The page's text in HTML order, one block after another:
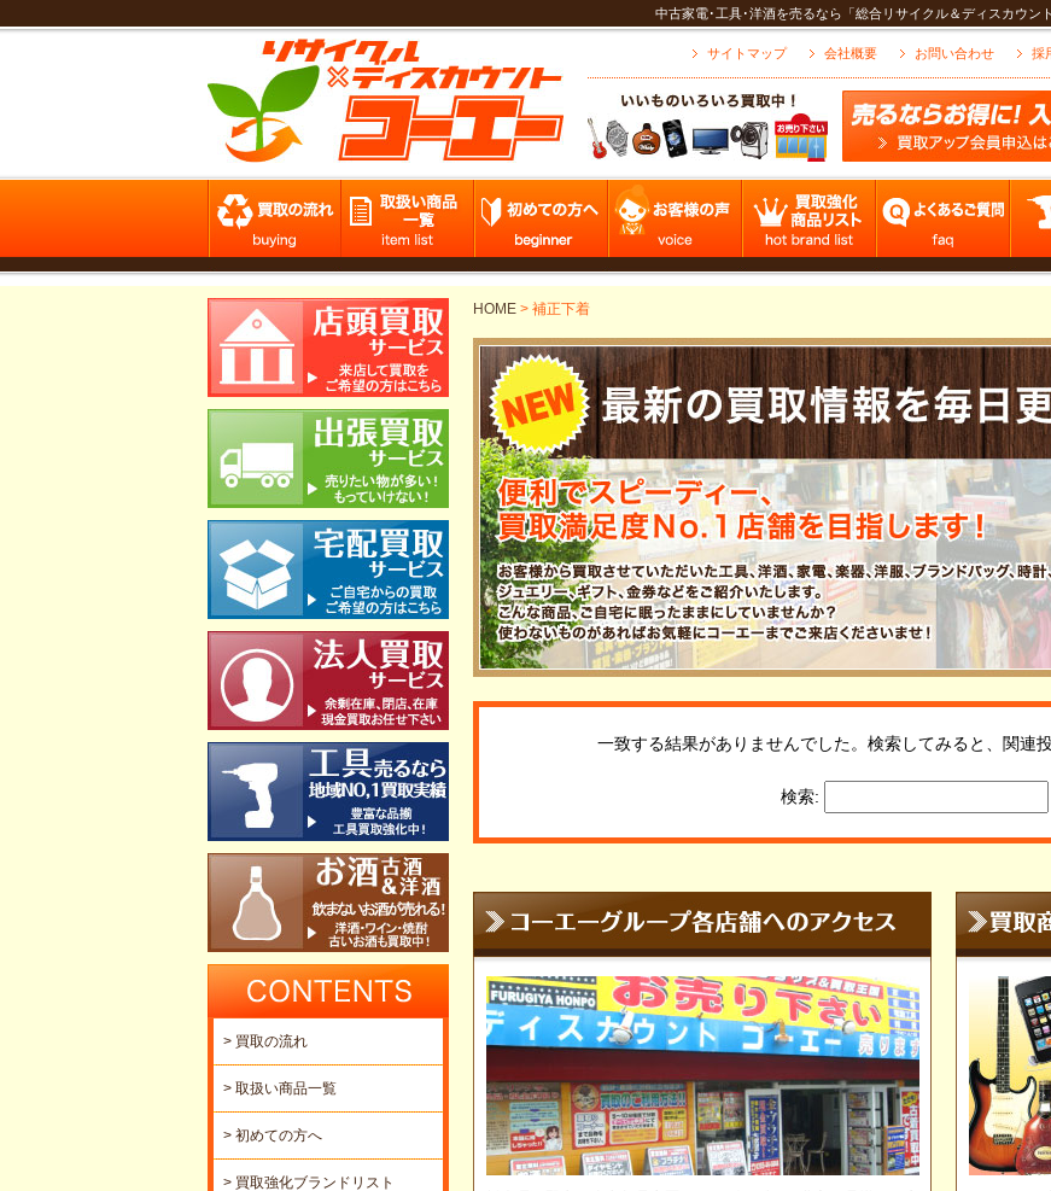
中古家電･工具･洋酒を売るなら「総合リサイクル＆ディスカウ
サイトマップ 会社概要 お問い合わせ 採
HOME > 補正下着
一致する結果がありませんでした。検索してみると、関連
検索:
> 買取の流れ
> 取扱い商品一覧
> 初めての方へ
> 買取強化ブランドリスト